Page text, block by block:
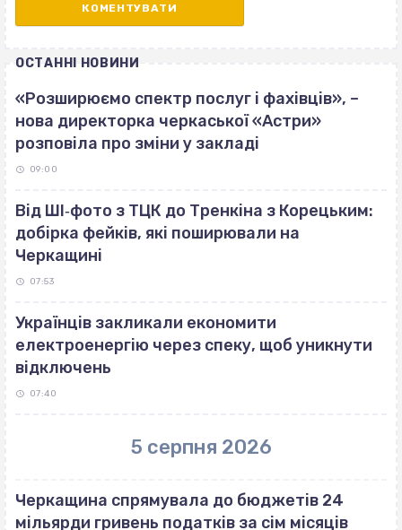
ОСТАННІ НОВИНИ
«Розширюємо спектр послуг і фахівців», –
нова директорка черкаської «Астри»
розповіла про зміни у закладі
09:00
Від ШІ‐фото з ТЦК до Тренкіна з Корецьким:
добірка фейків, які поширювали на
Черкащині
07:53
Українців закликали економити
електроенергію через спеку, щоб уникнути
відключень
07:40
5 серпня 2026
Черкащина спрямувала до бюджетів 24
мільярди гривень податків за сім місяців